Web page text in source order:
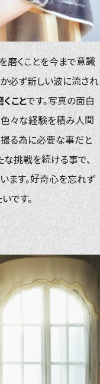
磨くことを今まで意識
必ず新しい波に流され
ことです。写真の面白
色々な経験を積み人間
撮る為に必要な事だと
挑戦を続ける事で、
ます。好奇心を忘れず
です。